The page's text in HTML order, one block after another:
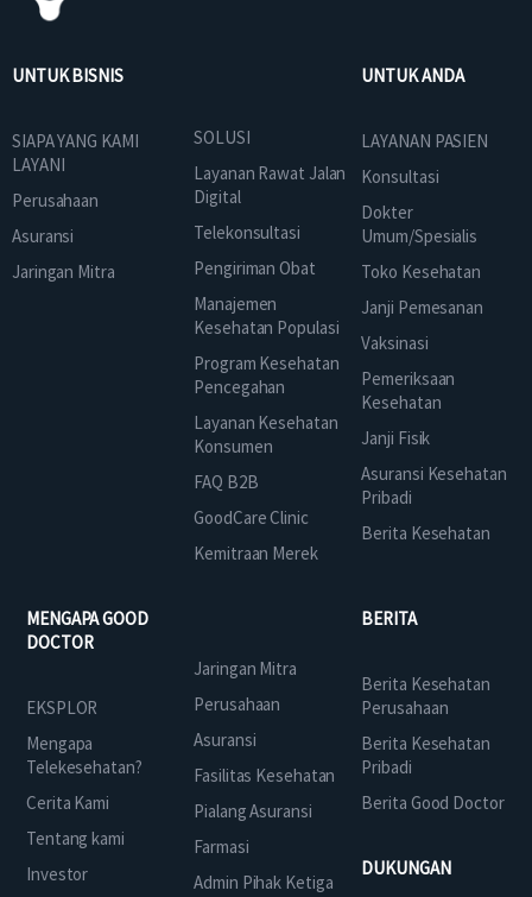
UNTUK BISNIS
SIAPA YANG KAMI
LAYANI
Perusahaan
Asuransi
Jaringan Mitra
SOLUSI
Layanan Rawat Jalan
Digital
Telekonsultasi
Pengiriman Obat
Manajemen
Kesehatan Populasi
Program Kesehatan
Pencegahan
Layanan Kesehatan
Konsumen
FAQ B2B
GoodCare Clinic
Kemitraan Merek
UNTUK ANDA
LAYANAN PASIEN
Konsultasi
Dokter
Umum/Spesialis
Toko Kesehatan
Janji Pemesanan
Vaksinasi
Pemeriksaan
Kesehatan
Janji Fisik
Asuransi Kesehatan
Pribadi
Berita Kesehatan
MENGAPA GOOD
DOCTOR
EKSPLOR
Mengapa
Telekesehatan?
Cerita Kami
Tentang kami
Investor
Jaringan Mitra
Perusahaan
Asuransi
Fasilitas Kesehatan
Pialang Asuransi
Farmasi
Admin Pihak Ketiga
BERITA
Berita Kesehatan
Perusahaan
Berita Kesehatan
Pribadi
Berita Good Doctor
DUKUNGAN